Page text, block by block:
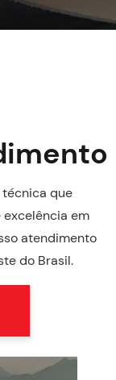
que
em
atendimento
do Brasil.